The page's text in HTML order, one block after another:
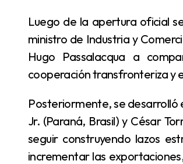
Luego de la apertura oficial se realizó en el Centro de Convenciones de Alto Paraná, donde el
ministro de Industria y
Hugo Passalacqua a
cooperación transfronteriza y
Posteriormente, se desarrolló el Panel de Gobernadores Trinacional, con la presencia de Ratinho
Jr. (Paraná, Brasil) y César
seguir construyendo lazos
incrementar las